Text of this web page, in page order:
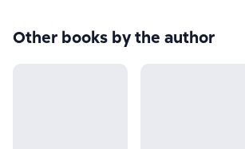
Other books by the author